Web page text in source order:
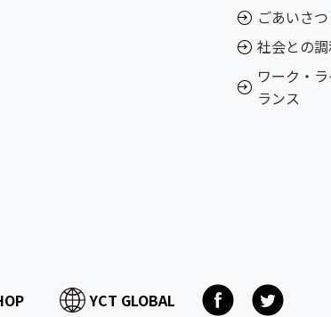
ごあいさつ
社会との
ワーク・
ランス
YCT GLOBAL